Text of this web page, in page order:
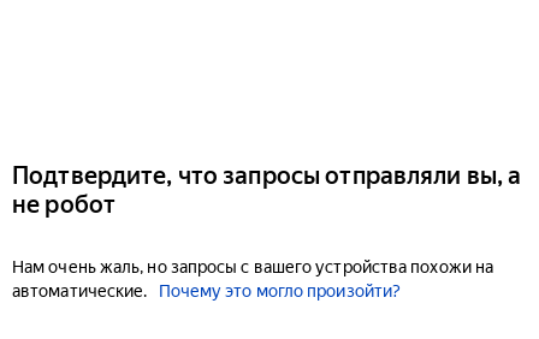
Подтвердите, что запросы отправляли вы, а
не робот
Нам очень жаль, но запросы с вашего устройства похожи на
автоматические.
Почему это могло произойти?